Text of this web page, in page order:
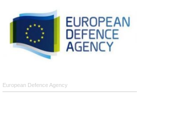
European Defence Agency